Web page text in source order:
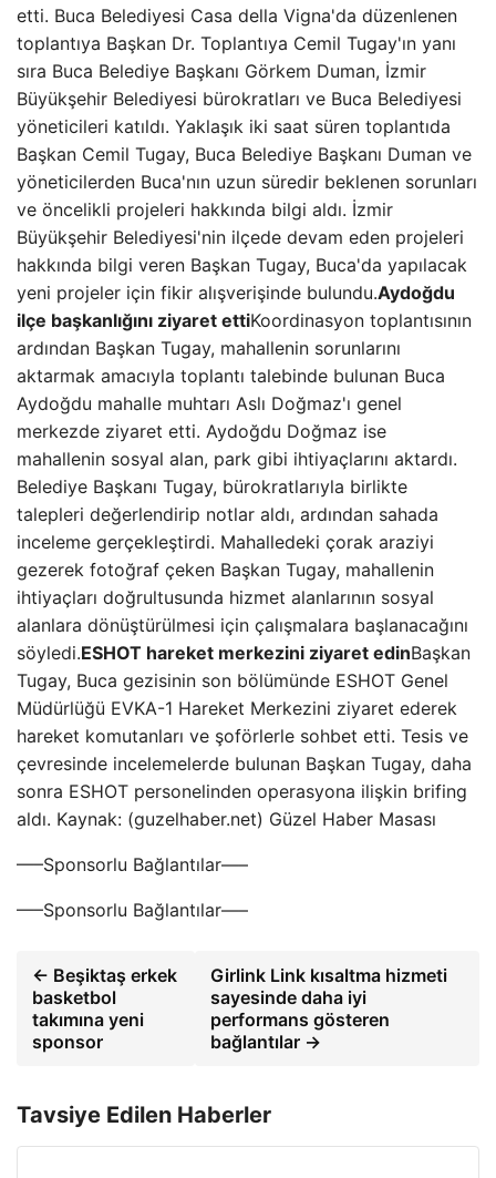
etti. Buca Belediyesi Casa della Vigna'da düzenlenen
toplantıya Başkan Dr. Toplantıya Cemil Tugay'ın yanı
sıra Buca Belediye Başkanı Görkem Duman, İzmir
Büyükşehir Belediyesi bürokratları ve Buca Belediyesi
yöneticileri katıldı. Yaklaşık iki saat süren toplantıda
Başkan Cemil Tugay, Buca Belediye Başkanı Duman ve
yöneticilerden Buca'nın uzun süredir beklenen sorunları
ve öncelikli projeleri hakkında bilgi aldı. İzmir
Büyükşehir Belediyesi'nin ilçede devam eden projeleri
hakkında bilgi veren Başkan Tugay, Buca'da yapılacak
yeni projeler için fikir alışverişinde bulundu.Aydoğdu
ilçe başkanlığını ziyaret ettiKoordinasyon toplantısının
ardından Başkan Tugay, mahallenin sorunlarını
aktarmak amacıyla toplantı talebinde bulunan Buca
Aydoğdu mahalle muhtarı Aslı Doğmaz'ı genel
merkezde ziyaret etti. Aydoğdu Doğmaz ise
mahallenin sosyal alan, park gibi ihtiyaçlarını aktardı.
Belediye Başkanı Tugay, bürokratlarıyla birlikte
talepleri değerlendirip notlar aldı, ardından sahada
inceleme gerçekleştirdi. Mahalledeki çorak araziyi
gezerek fotoğraf çeken Başkan Tugay, mahallenin
ihtiyaçları doğrultusunda hizmet alanlarının sosyal
alanlara dönüştürülmesi için çalışmalara başlanacağını
söyledi.ESHOT hareket merkezini ziyaret edinBaşkan
Tugay, Buca gezisinin son bölümünde ESHOT Genel
Müdürlüğü EVKA-1 Hareket Merkezini ziyaret ederek
hareket komutanları ve şoförlerle sohbet etti. Tesis ve
çevresinde incelemelerde bulunan Başkan Tugay, daha
sonra ESHOT personelinden operasyona ilişkin brifing
aldı. Kaynak: (guzelhaber.net) Güzel Haber Masası
—–Sponsorlu Bağlantılar—–
—–Sponsorlu Bağlantılar—–
← Beşiktaş erkek
basketbol
takımına yeni
sponsor
Girlink Link kısaltma hizmeti
sayesinde daha iyi
performans gösteren
bağlantılar →
Tavsiye Edilen Haberler